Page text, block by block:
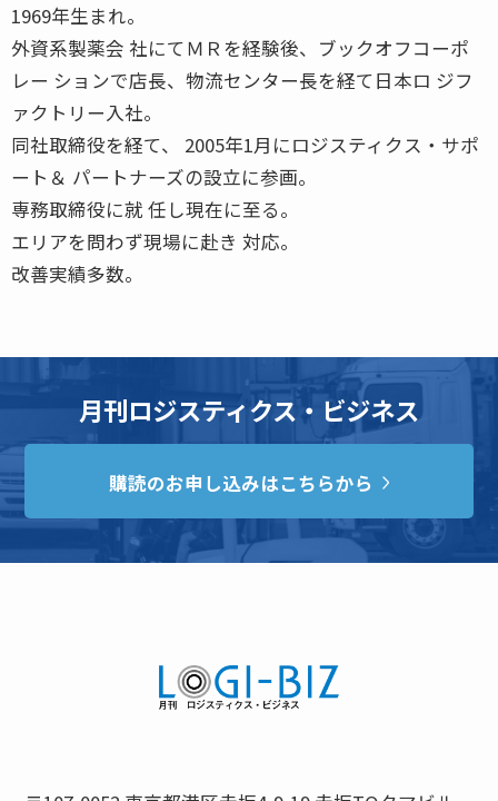
1969年生まれ。
外資系製薬会 社にてＭＲを経験後、ブックオフコーポ
レー ションで店長、物流センター長を経て日本ロ ジフ
ァクトリー入社。
同社取締役を経て、 2005年1月にロジスティクス・サポ
ート＆ パートナーズの設立に参画。
専務取締役に就 任し現在に至る。
エリアを問わず現場に赴き 対応。
改善実績多数。
月刊ロジスティクス・ビジネス
購読のお申し込みはこちらから